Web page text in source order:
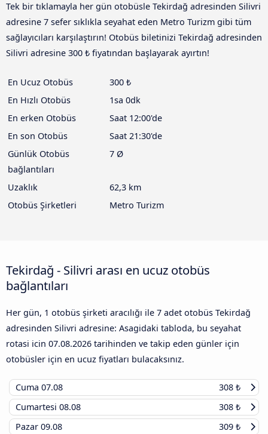
Tek bir tıklamayla her gün otobüsle Tekirdağ adresinden Silivri
adresine 7 sefer sıklıkla seyahat eden Metro Turizm gibi tüm
sağlayıcıları karşılaştırın! Otobüs biletinizi Tekirdağ adresinden
Silivri adresine 300 ₺ fiyatından başlayarak ayırtın!
En Ucuz Otobüs
300 ₺
En Hızlı Otobüs
1sa 0dk
En erken Otobüs
Saat 12:00'de
En son Otobüs
Saat 21:30'de
Günlük Otobüs
bağlantıları
7 Ø
Uzaklık
62,3 km
Otobüs Şirketleri
Metro Turizm
Tekirdağ - Silivri arası en ucuz otobüs
bağlantıları
Her gün, 1 otobüs şirketi aracılığı ile 7 adet otobüs Tekirdağ
adresinden Silivri adresine: Asagidaki tabloda, bu seyahat
rotasi icin 07.08.2026 tarihinden ve takip eden günler için
otobüsler için en ucuz fiyatları bulacaksınız.
Cuma 07.08
308 ₺
Cumartesi 08.08
308 ₺
Pazar 09.08
309 ₺